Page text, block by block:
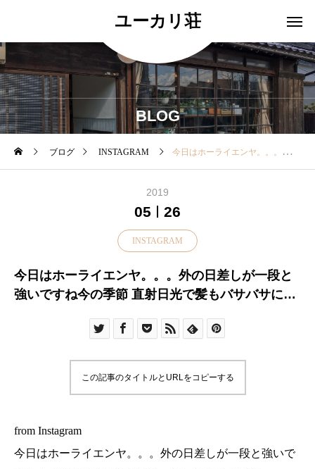
ユーカリ荘
BLOG
ブログ INSTAGRAM 今日はホーライエンヤ。。。外の日差しが一段と強いですね今の季節 直射日光で髪もバサバサになりがち・mature ha.さんのボックスハットでオシャレに日除けしませんか？・しっかり日除けしてくれる11㎝ブリムのリボンタイプがオススメです！・カラーはグレー、ブラック、ネイビーそして別注カラーのオリーブの4色をご用意・人気のカラーやサイズは残り僅かとなっております・姉妹店のデコレとセレクトの違いをお早めに 店頭でお楽しみくださいませ♡・本日も18時まで営業中♪♪♪皆様のご来店をお待ちしております・…………………………………………#ユーカリ荘#yukarisou#島根#松江#山陰#古民家#セレクトショップ#ライフスタイルショップ#雑貨#雑貨屋#アパレル#夏#matureha#帽子#ボックスハット#ハット#リボン#101#島根旅#島根旅行#旅#旅行@decolle_apparel @decolle_matsue
2019
05 26
INSTAGRAM
今日はホーライエンヤ。。。外の日差しが一段と
強いですね今の季節 直射日光で髪もバサバサにな
ャレに日除けしませんか？・しっかり日除けして
す！・カラーはグレー、ブラック、ネイビーそし
店のデコレとセレクトの違いをお早めに 店頭でお
楽しみくださいませ♡・本日も18時まで営業中♪♪♪
この記事のタイトルとURLをコピーする
from Instagram
今日はホーライエンヤ。。。外の日差しが一段と強いで